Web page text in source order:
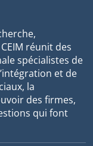
réunit des
spécialistes de
et de
la
des firmes,
qui font